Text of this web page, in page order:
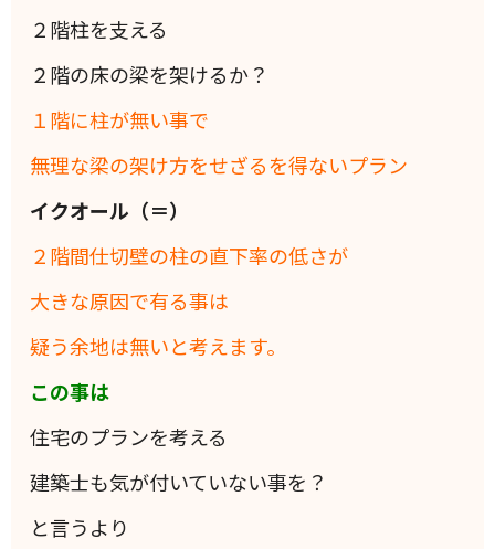
２階柱を支える
２階の床の梁を架けるか？
１階に柱が無い事で
無理な梁の架け方をせざるを得ないプラン
イクオール（＝）
２階間仕切壁の柱の直下率の低さが
大きな原因で有る事は
疑う余地は無いと考えます。
この事は
住宅のプランを考える
建築士も気が付いていない事を？
と言うより